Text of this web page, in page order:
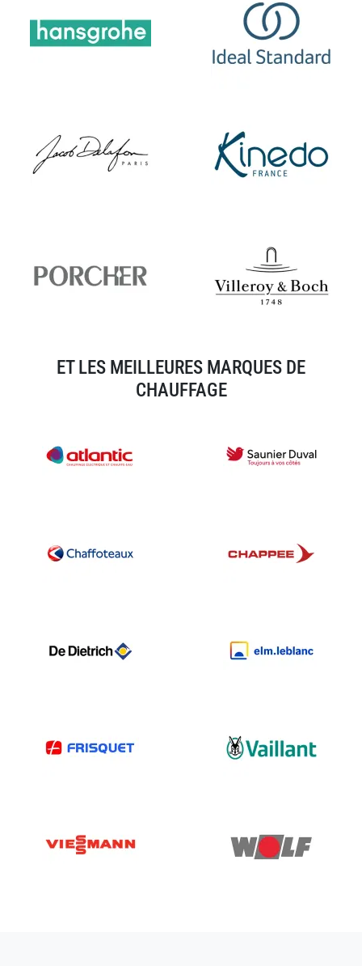
ET LES MEILLEURES MARQUES DE
CHAUFFAGE